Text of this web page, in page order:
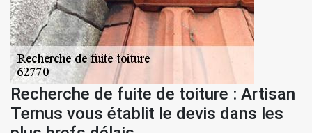
Recherche de fuite de toiture : Artisan
Ternus vous établit le devis dans les